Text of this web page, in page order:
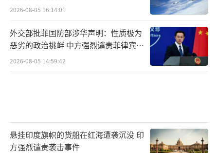
2026-08-05 16:14:01
外交部批菲国防部涉华声明：性质极为
恶劣的政治挑衅 中方强烈谴责菲律宾行
为
2026-08-05 14:59:42
悬挂印度旗帜的货船在红海遭袭沉没 印
方强烈谴责袭击事件